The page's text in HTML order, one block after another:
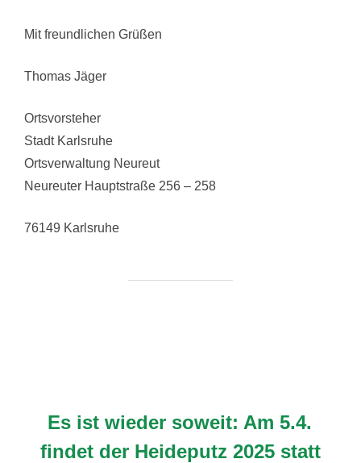
Mit freundlichen Grüßen
Thomas Jäger
Ortsvorsteher
Stadt Karlsruhe
Ortsverwaltung Neureut
Neureuter Hauptstraße 256 – 258
76149 Karlsruhe
Es ist wieder soweit: Am 5.4.
findet der Heideputz 2025 statt